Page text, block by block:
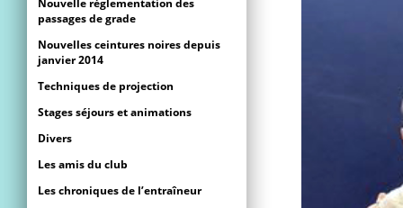
Nouvelle réglementation des
passages de grade
Nouvelles ceintures noires depuis
janvier 2014
Techniques de projection
Stages séjours et animations
Divers
Les amis du club
Les chroniques de l’entraîneur